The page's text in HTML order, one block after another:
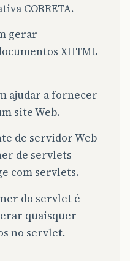
CORRETA.
gerar
XHTML
ajudar a fornecer
site Web.
de servidor Web
de servlets
com servlets.
do servlet é
quaisquer
no servlet.